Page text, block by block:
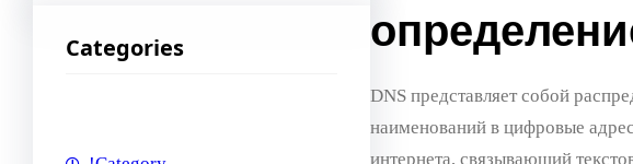
c
Categories
DNS представляет собой
наименований в цифровые
интернета, связывающий